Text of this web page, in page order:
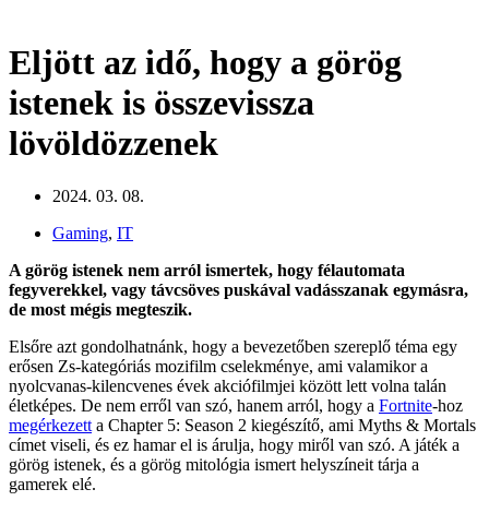
Eljött az idő, hogy a görög
istenek is összevissza
lövöldözzenek
2024. 03. 08.
Gaming, IT
A görög istenek nem arról ismertek, hogy félautomata
fegyverekkel, vagy távcsöves puskával vadásszanak egymásra,
de most mégis megteszik.
Elsőre azt gondolhatnánk, hogy a bevezetőben szereplő téma egy
erősen Zs-kategóriás mozifilm cselekménye, ami valamikor a
nyolcvanas-kilencvenes évek akciófilmjei között lett volna talán
életképes. De nem erről van szó, hanem arról, hogy a Fortnite-hoz
megérkezetta Chapter 5: Season 2 kiegészítő, ami Myths & Mortals
címet viseli, és ez hamar el is árulja, hogy miről van szó. A játék a
görög istenek, és a görög mitológia ismert helyszíneit tárja a
gamerek elé.